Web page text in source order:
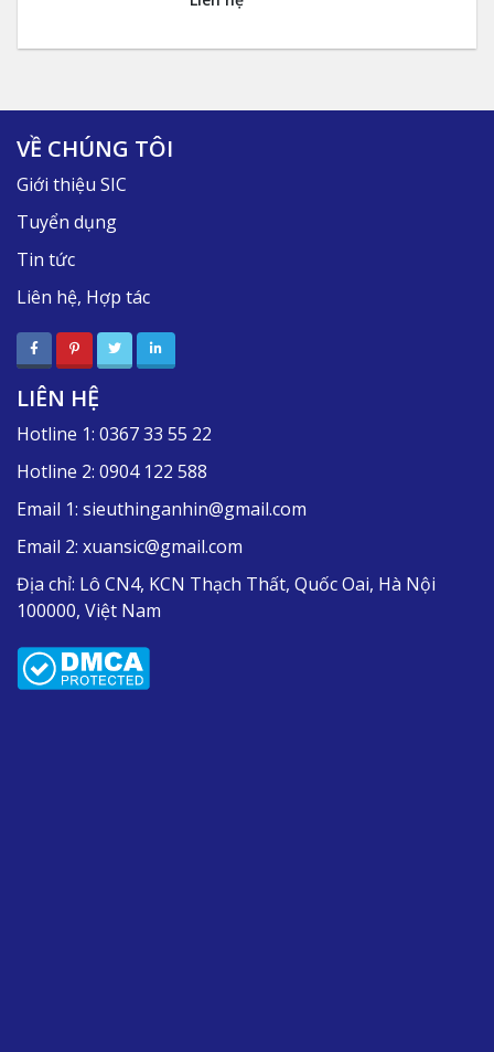
VỀ CHÚNG TÔI
Giới thiệu SIC
Tuyển dụng
Tin tức
Liên hệ, Hợp tác
LIÊN HỆ
Hotline 1: 0367 33 55 22
Hotline 2: 0904 122 588
Email 1: sieuthinganhin@gmail.com
Email 2: xuansic@gmail.com
Địa chỉ: Lô CN4, KCN Thạch Thất, Quốc Oai, Hà Nội
100000, Việt Nam